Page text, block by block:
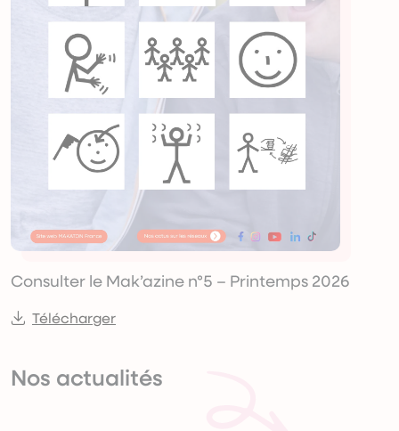
Consulter le Mak’azine n°5 – Printemps 2026
Télécharger
Nos actualités